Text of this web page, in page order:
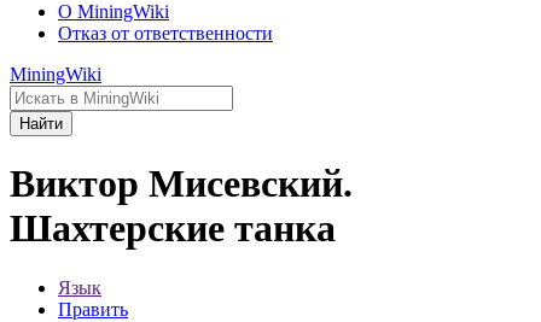
О MiningWiki
Отказ от ответственности
MiningWiki
Найти
Виктор Мисевский.
Шахтерские танка
Язык
Править